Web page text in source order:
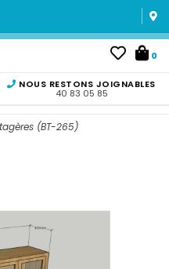
0
NOUS RESTONS JOIGNABLES
40 83 05 85
(BT-265)